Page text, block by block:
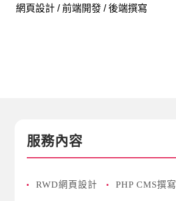
網頁設計 / 前端開發 / 後端撰寫
服務內容
RWD網頁設計 PHP CMS撰寫